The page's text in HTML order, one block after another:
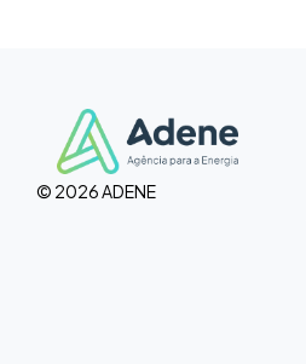
© 2026 ADENE